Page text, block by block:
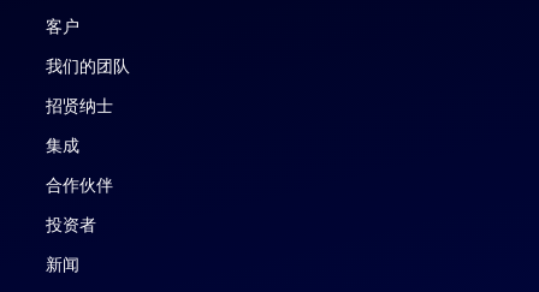
客户
我们的团队
招贤纳士
集成
合作伙伴
投资者
新闻